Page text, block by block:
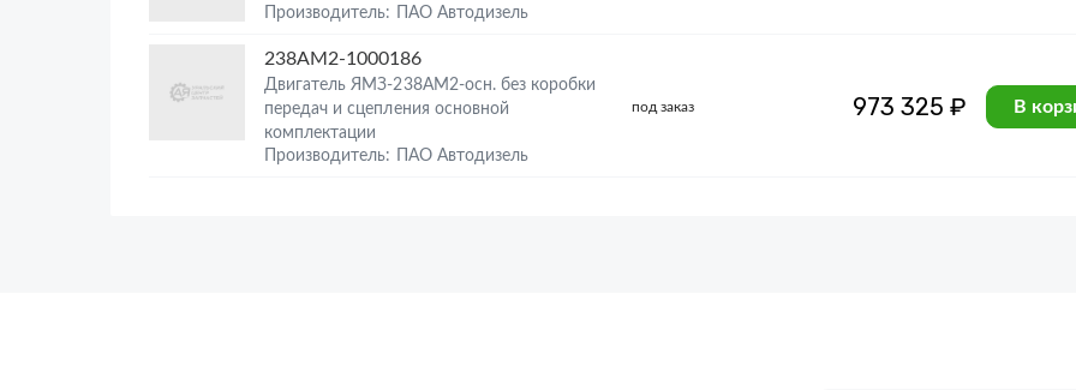
Производитель: ПАО Автодизель
238АМ2-1000186
Двигатель ЯМЗ-238АМ2-осн. без коробки
передач и сцепления основной
комплектации
Производитель: ПАО Автодизель
под заказ 973 325 ₽ В